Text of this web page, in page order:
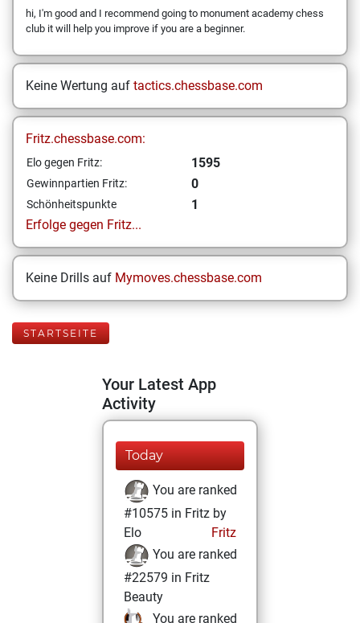
hi, I'm good and I recommend going to monument academy chess
club it will help you improve if you are a beginner.
Keine Wertung auf tactics.chessbase.com
Fritz.chessbase.com:
Elo gegen Fritz: 1595
Gewinnpartien Fritz: 0
Schönheitspunkte
1
Erfolge gegen Fritz...
Keine Drills auf Mymoves.chessbase.com
STARTSEITE
Your Latest App
Activity
Today
You are ranked
#10575 in Fritz by
Elo
Fritz
You are ranked
#22579 in Fritz
Beauty
You are ranked